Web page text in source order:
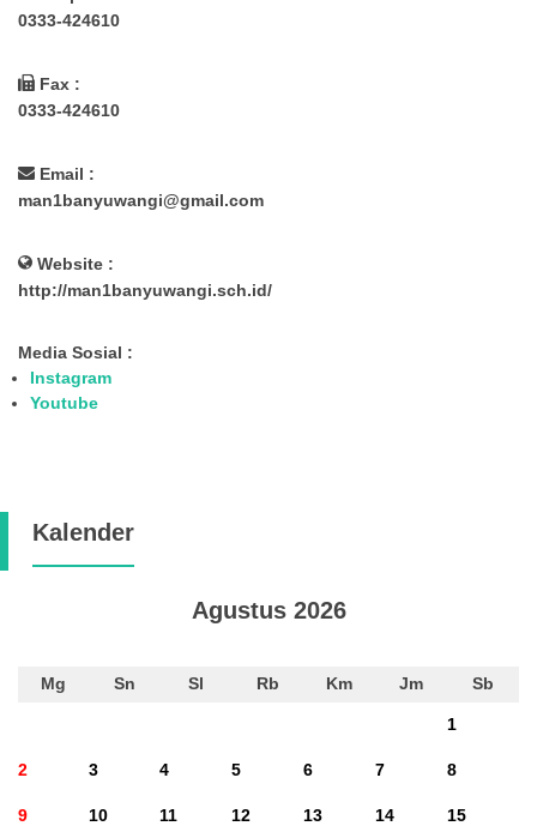
0333-424610
Fax :
0333-424610
Email :
man1banyuwangi@gmail.com
Website :
http://man1banyuwangi.sch.id/
Media Sosial :
Instagram
Youtube
Kalender
Agustus 2026
Mg Sn Sl Rb Km Jm Sb
1
2 3 4 5 6 7 8
9 10 11 12 13 14 15